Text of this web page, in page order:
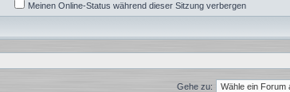
Meinen Online-Status während dieser Sitzung verbergen
Gehe zu: